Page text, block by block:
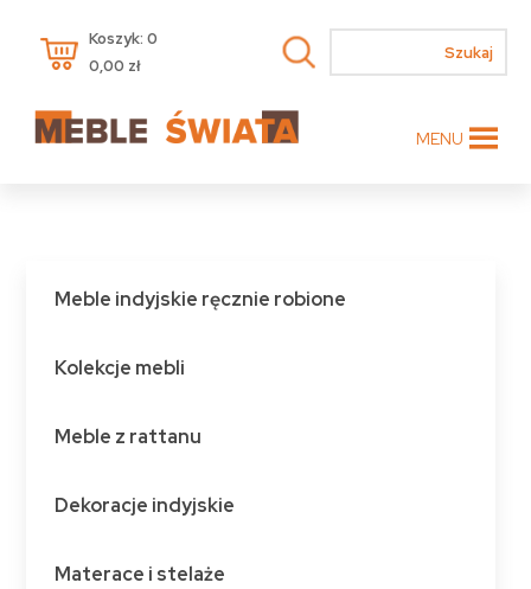
Koszyk: 0
0,00 zł
MENU
Meble indyjskie ręcznie robione
Kolekcje mebli
Meble z rattanu
Dekoracje indyjskie
Materace i stelaże